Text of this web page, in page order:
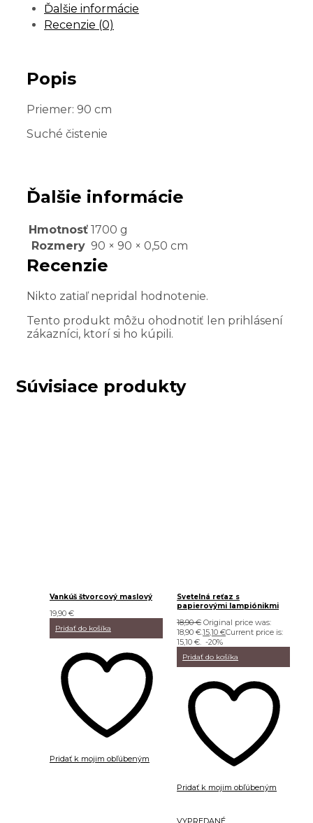
Ďalšie informácie
Recenzie (0)
Popis
Priemer: 90 cm
Suché čistenie
Ďalšie informácie
Hmotnosť 1700 g
Rozmery 90 × 90 × 0,50 cm
Recenzie
Nikto zatiaľ nepridal hodnotenie.
Tento produkt môžu ohodnotiť len prihlásení
zákazníci, ktorí si ho kúpili.
Súvisiace produkty
Vankúš štvorcový maslový
19,90 €
Pridať do košíka
Pridať k mojim obľúbeným
Svetelná reťaz s
papierovými lampiónikmi
18,90€ Original price was:
18,90 €.15,10€Current price is:
15,10 €. -20%
Pridať do košíka
Pridať k mojim obľúbeným